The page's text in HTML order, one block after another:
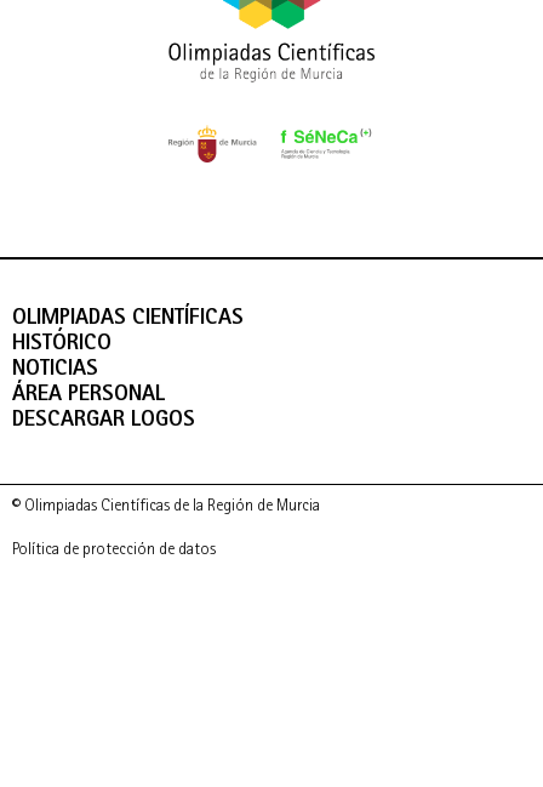
OLIMPIADAS CIENTÍFICAS
HISTÓRICO
NOTICIAS
ÁREA PERSONAL
DESCARGAR LOGOS
© Olimpiadas Científicas de la Región de Murcia
Política de protección de datos